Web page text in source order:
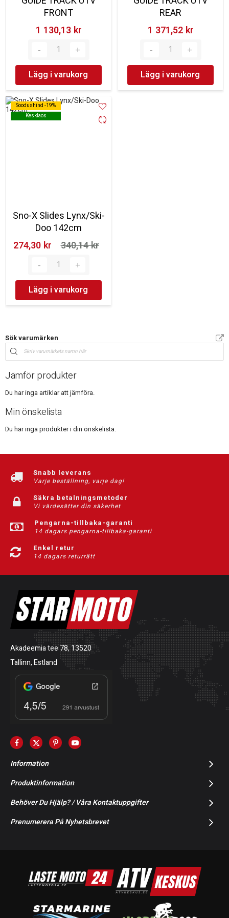
FRONT
1 130,13 kr‎
Lägg i varukorg
REAR
1 371,52 kr‎
Lägg i varukorg
Soodushind -19%
Kesklaos
Soodushind -19%
Kesklaos
Sno-X Slides Lynx/Ski-
Doo 142cm
274,30 kr‎
340,14 kr‎
Lägg i varukorg
Sök varumärken
Jämför produkter
Du har inga artiklar att jämföra.
Min önskelista
Du har inga produkter i din önskelista.
Snabb leverans
Varje beställning, varje dag!
Säkra betalningsmetoder
Vi värdesätter din säkerhet
Pengarna-tillbaka-garanti
14 dagars pengarna-tillbaka-garanti
Enkel retur
14 dagars returrätt
Akadeemia tee 78, 13520
Tallinn, Estland
Information
Produktinformation
Behöver Du Hjälp? / Våra Kontaktuppgifter
Prenumerera På Nyhetsbrevet